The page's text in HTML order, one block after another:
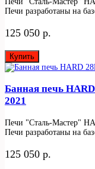
Печи разработаны на
125 050 р.
Купить
Банная печь
2021
Печи "Сталь-Мастер"
Печи разработаны на
125 050 р.